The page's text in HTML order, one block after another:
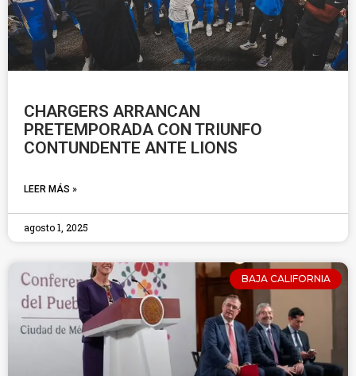
CHARGERS ARRANCAN
PRETEMPORADA CON TRIUNFO
CONTUNDENTE ANTE LIONS
LEER MÁS »
agosto 1, 2025
BAJA CALIFORNIA